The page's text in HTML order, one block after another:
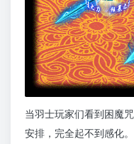
当羽士玩家们看到困魔
安排，完全起不到感化